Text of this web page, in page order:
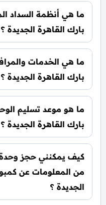
الوحدة والمساحة، كما
تطورات السوق.
ما هي أنظمة السداد
بارك القاهرة الجديدة ؟
فوائد.
ما هي الخدمات
بارك القاهرة الجديدة ؟
يشمل الكمبوند
صناعية، نادي اجتماعي،
حمامات سباحة، ومناطق
ما هو موعد تسليم
بارك القاهرة الجديدة ؟
يتم تسليم الوحدات
التعاقد، مع إمكانية
تشطيب كامل حسب
كيف يمكنني حجز
من المعلومات عن
الجديدة ؟